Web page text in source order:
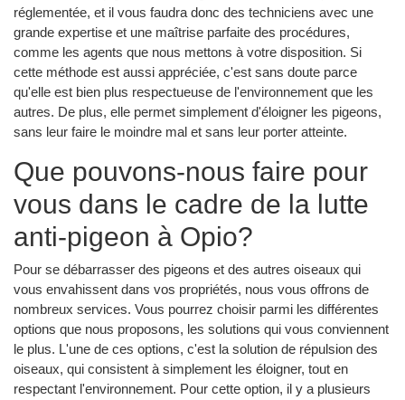
réglementée, et il vous faudra donc des techniciens avec une
grande expertise et une maîtrise parfaite des procédures,
comme les agents que nous mettons à votre disposition. Si
cette méthode est aussi appréciée, c'est sans doute parce
qu'elle est bien plus respectueuse de l'environnement que les
autres. De plus, elle permet simplement d'éloigner les pigeons,
sans leur faire le moindre mal et sans leur porter atteinte.
Que pouvons-nous faire pour
vous dans le cadre de la lutte
anti-pigeon à Opio?
Pour se débarrasser des pigeons et des autres oiseaux qui
vous envahissent dans vos propriétés, nous vous offrons de
nombreux services. Vous pourrez choisir parmi les différentes
options que nous proposons, les solutions qui vous conviennent
le plus. L'une de ces options, c'est la solution de répulsion des
oiseaux, qui consistent à simplement les éloigner, tout en
respectant l'environnement. Pour cette option, il y a plusieurs